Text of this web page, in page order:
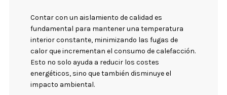
Contar con un aislamiento de calidad es
fundamental para mantener una temperatura
interior constante, minimizando las fugas de
calor que incrementan el consumo de calefacción.
Esto no solo ayuda a reducir los costes
energéticos, sino que también disminuye el
impacto ambiental.